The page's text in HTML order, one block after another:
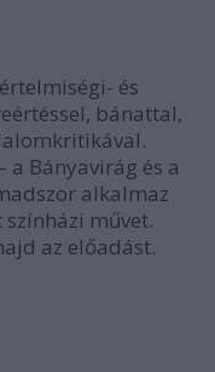
és
bánattal,
a Bányavirág és a
alkalmaz
művet.
az előadást.